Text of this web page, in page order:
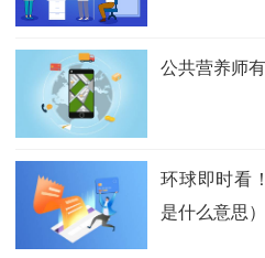
公共营养师
环球即时看
是什么意思）